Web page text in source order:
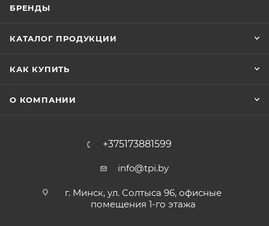
БРЕНДЫ
КАТАЛОГ ПРОДУКЦИИ
КАК КУПИТЬ
О КОМПАНИИ
+375173881599
info@tpi.by
г. Минск, ул. Солтыса 96, офисные
помещения 1-го этажа